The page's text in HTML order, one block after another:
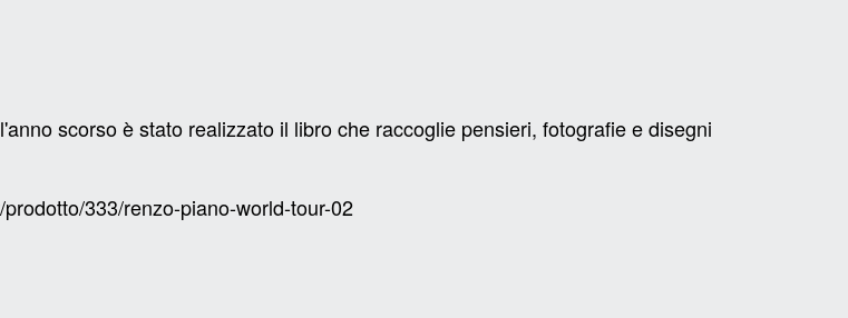
scorso è stato realizzato il libro che raccoglie pensieri, fotografie e disegni
333/renzo-piano-world-tour-02